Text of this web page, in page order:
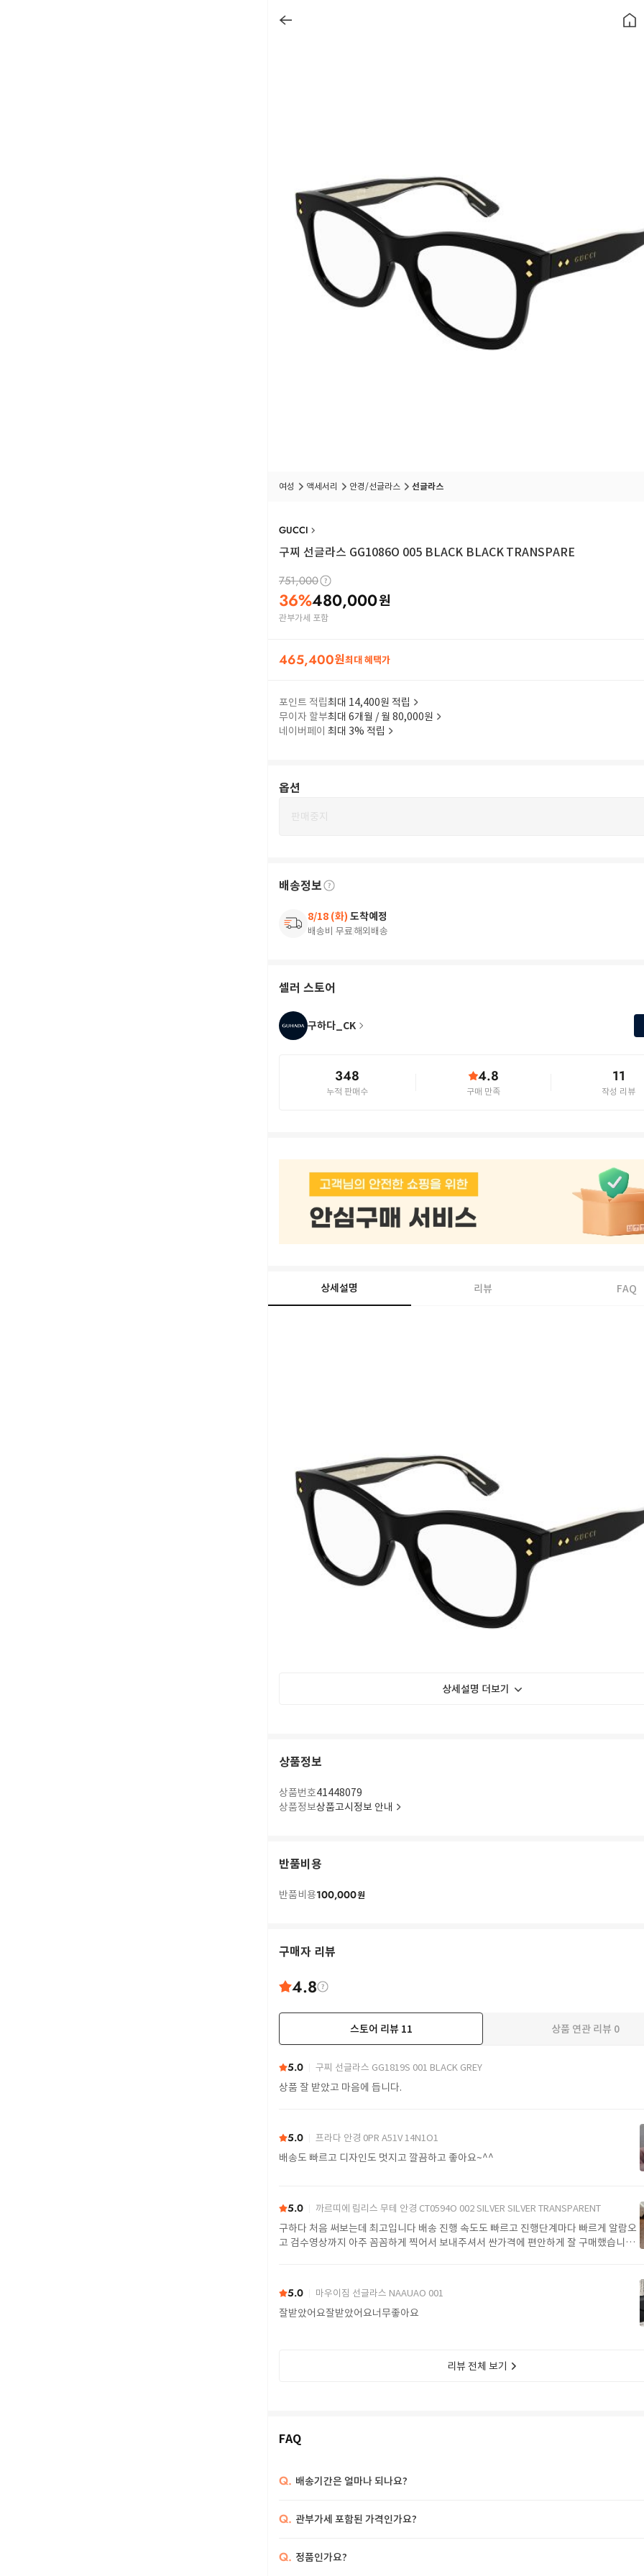
여성 액세서리 안경/선글라스 선글라스
GUCCI
구찌 선글라스 GG1086O 005 BLACK BLACK TRANSPARE
751,000
36%480,000원
관부가세 포함
465,400원최대 혜택가
포인트 적립최대 14,400원 적립
무이자 할부최대 6개월 / 월 80,000원
네이버페이 최대 3% 적립
옵션
판매중지
배송정보
8/18 (화) 도착예정
배송비 무료해외배송
셀러 스토어
구하다_CK
348
누적 판매수
4.8
구매 만족
11
작성 리뷰
상세설명 리뷰 FAQ
상세설명 더보기
상품정보
상품번호41448079
상품정보상품고시정보 안내
반품비용
반품비용100,000원
구매자 리뷰
4.8
스토어 리뷰 11 상품 연관 리뷰 0
5.0 구찌 선글라스 GG1819S 001 BLACK GREY
상품 잘 받았고 마음에 듭니다.
5.0 프라다 안경 0PR A51V 14N1O1
배송도 빠르고 디자인도 멋지고 깔끔하고 좋아요~^^
5.0 까르띠에 림리스 무테 안경 CT0594O 002 SILVER SILVER TRANSPARENT
구하다 처음 써보는데 최고입니다 배송 진행 속도도 빠르고 진행단계마다 빠르게 알람오
고 검수영상까지 아주 꼼꼼하게 찍어서 보내주셔서 싼가격에 편안하게 잘 구매했습니다.
5.0 마우이짐 선글라스 NAAUAO 001
잘받았어요잘받았어요너무좋아요
리뷰 전체 보기
FAQ
Q. 배송기간은 얼마나 되나요?
Q. 관부가세 포함된 가격인가요?
Q. 정품인가요?